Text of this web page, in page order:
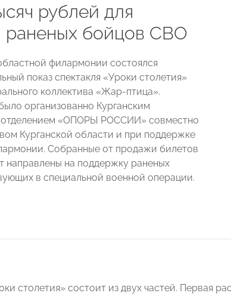
рублей для
бойцов СВО
филармонии состоялся
показ спектакля «Уроки столетия»
коллектива «Жар-птица».
организованно Курганским
отделением «ОПОРЫ РОССИИ» совместно
Курганской области и при поддержке
Собранные от продажи билетов
направлены на поддержку раненых
в специальной военной операции.
столетия» состоит из двух частей. Первая